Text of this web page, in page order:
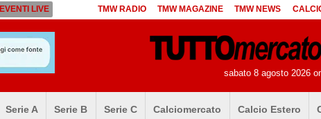
EVENTI LIVE TMW RADIO TMW MAGAZINE TMW NEWS
sabato 8 agosto 2026
Serie A Serie B Serie C Calciomercato Calcio Estero